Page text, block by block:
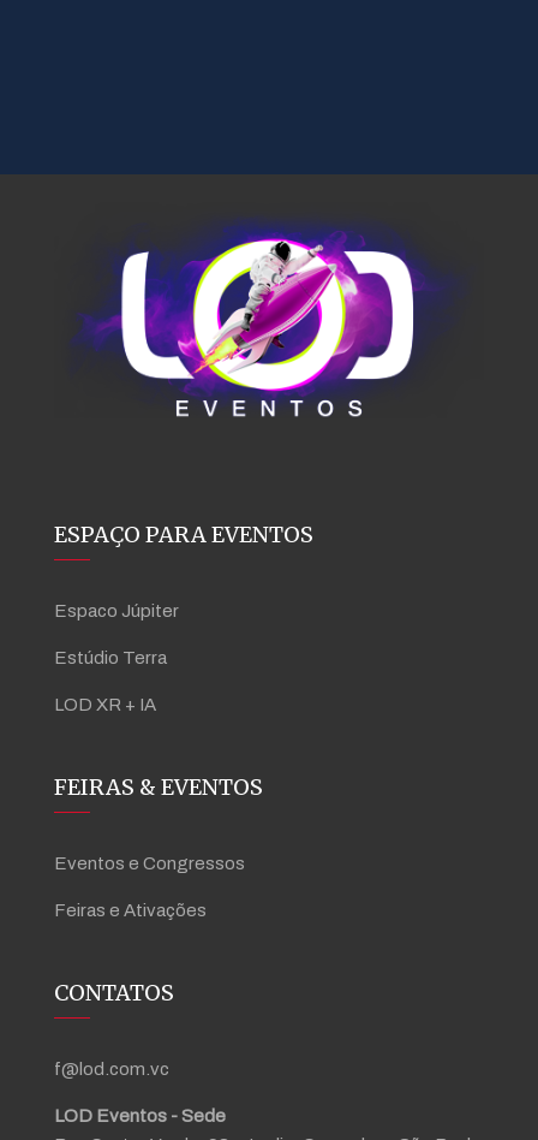
ESPAÇO PARA EVENTOS
Espaco Júpiter
Estúdio Terra
LOD XR + IA
FEIRAS & EVENTOS
Eventos e Congressos
Feiras e Ativações
CONTATOS
f@lod.com.vc
LOD Eventos - Sede